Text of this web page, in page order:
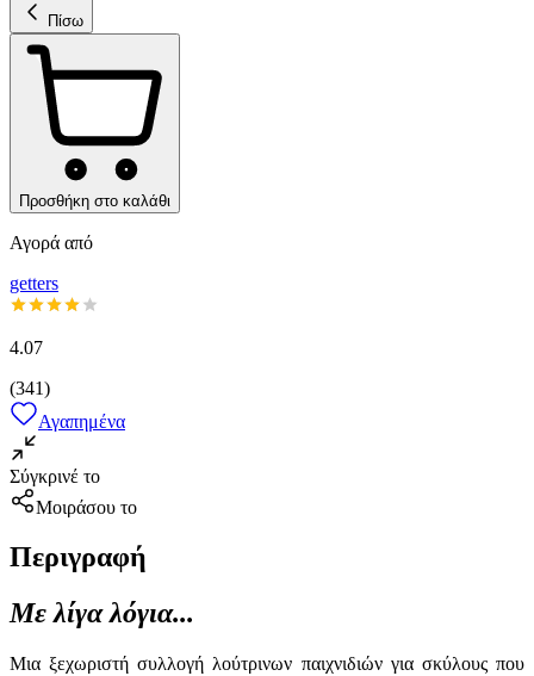
Πίσω
Προσθήκη στο καλάθι
Αγορά από
getters
4.07
(341)
Αγαπημένα
Σύγκρινέ το
Μοιράσου το
Περιγραφή
Με λίγα λόγια...
Μια ξεχωριστή συλλογή λούτρινων παιχνιδιών για σκύλους που